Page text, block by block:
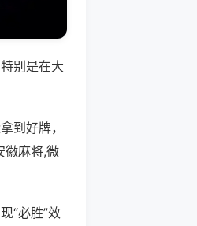
别是在大
到好牌，
徽麻将,微
“必胜”效